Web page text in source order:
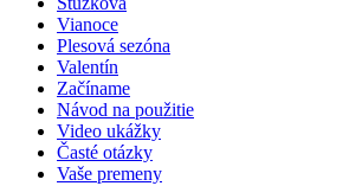
Vianoce
Plesová sezóna
Valentín
Začíname
Návod na použitie
Video ukážky
Časté otázky
Vaše premeny